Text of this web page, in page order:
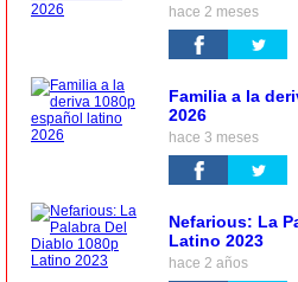
hace 2 meses
Familia a la
2026
hace 3 meses
Nefarious: La
Latino 2023
hace 2 años